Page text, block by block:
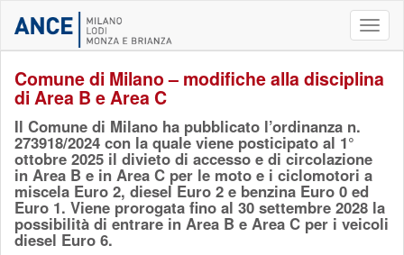
Comune di Milano – modifiche alla disciplina
di Area B e Area C
Il Comune di Milano ha pubblicato l’ordinanza n.
273918/2024 con la quale viene posticipato al 1°
ottobre 2025 il divieto di accesso e di circolazione
in Area B e in Area C per le moto e i ciclomotori a
miscela Euro 2, diesel Euro 2 e benzina Euro 0 ed
Euro 1. Viene prorogata fino al 30 settembre 2028 la
possibilità di entrare in Area B e Area C per i veicoli
diesel Euro 6.